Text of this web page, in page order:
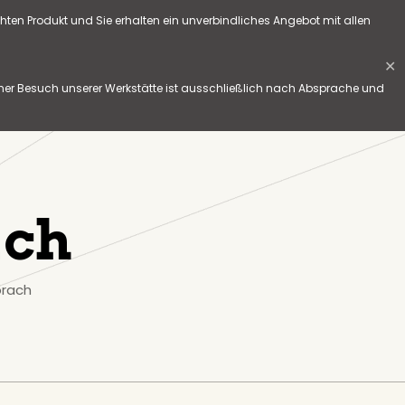
Produkt und Sie erhalten ein unverbindliches Angebot mit allen
Besuch unserer Werkstätte ist ausschließlich nach Absprache und
✕